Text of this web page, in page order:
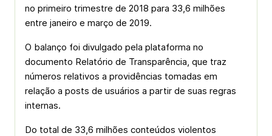
no primeiro trimestre de 2018 para 33,6 milhões
entre janeiro e março de 2019.
O balanço foi divulgado pela plataforma no
documento Relatório de Transparência, que traz
números relativos a providências tomadas em
relação a posts de usuários a partir de suas regras
internas.
Do total de 33,6 milhões conteúdos violentos